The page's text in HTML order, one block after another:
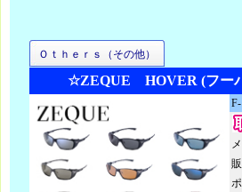
Ｏｔｈｅｒｓ（その他）
☆ZEQUE HOVER (フー